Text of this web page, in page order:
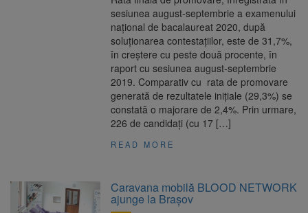
sesiunea august-septembrie a examenului
național de bacalaureat 2020, după
soluționarea contestațiilor, este de 31,7%,
în creștere cu peste două procente, în
raport cu sesiunea august-septembrie
2019. Comparativ cu rata de promovare
generată de rezultatele inițiale (29,3%) se
constată o majorare de 2,4%. Prin urmare,
226 de candidați (cu 17 […]
READ MORE
Caravana mobilă BLOOD NETWORK
ajunge la Brașov